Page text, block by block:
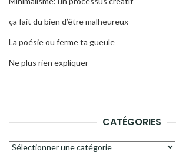
ça fait du bien d’être malheureux
La poésie ou ferme ta gueule
Ne plus rien expliquer
CATÉGORIES
Catégories